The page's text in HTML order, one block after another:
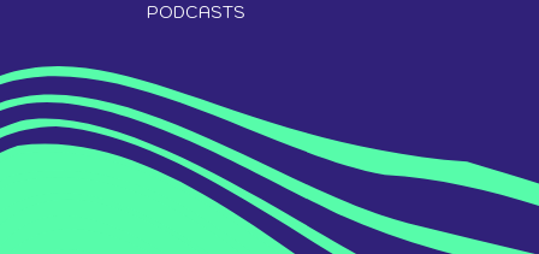
PODCASTS